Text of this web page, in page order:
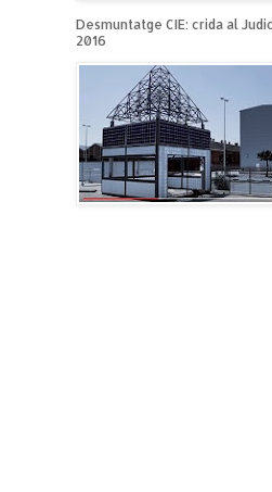
Desmuntatge CIE: crida al
2016